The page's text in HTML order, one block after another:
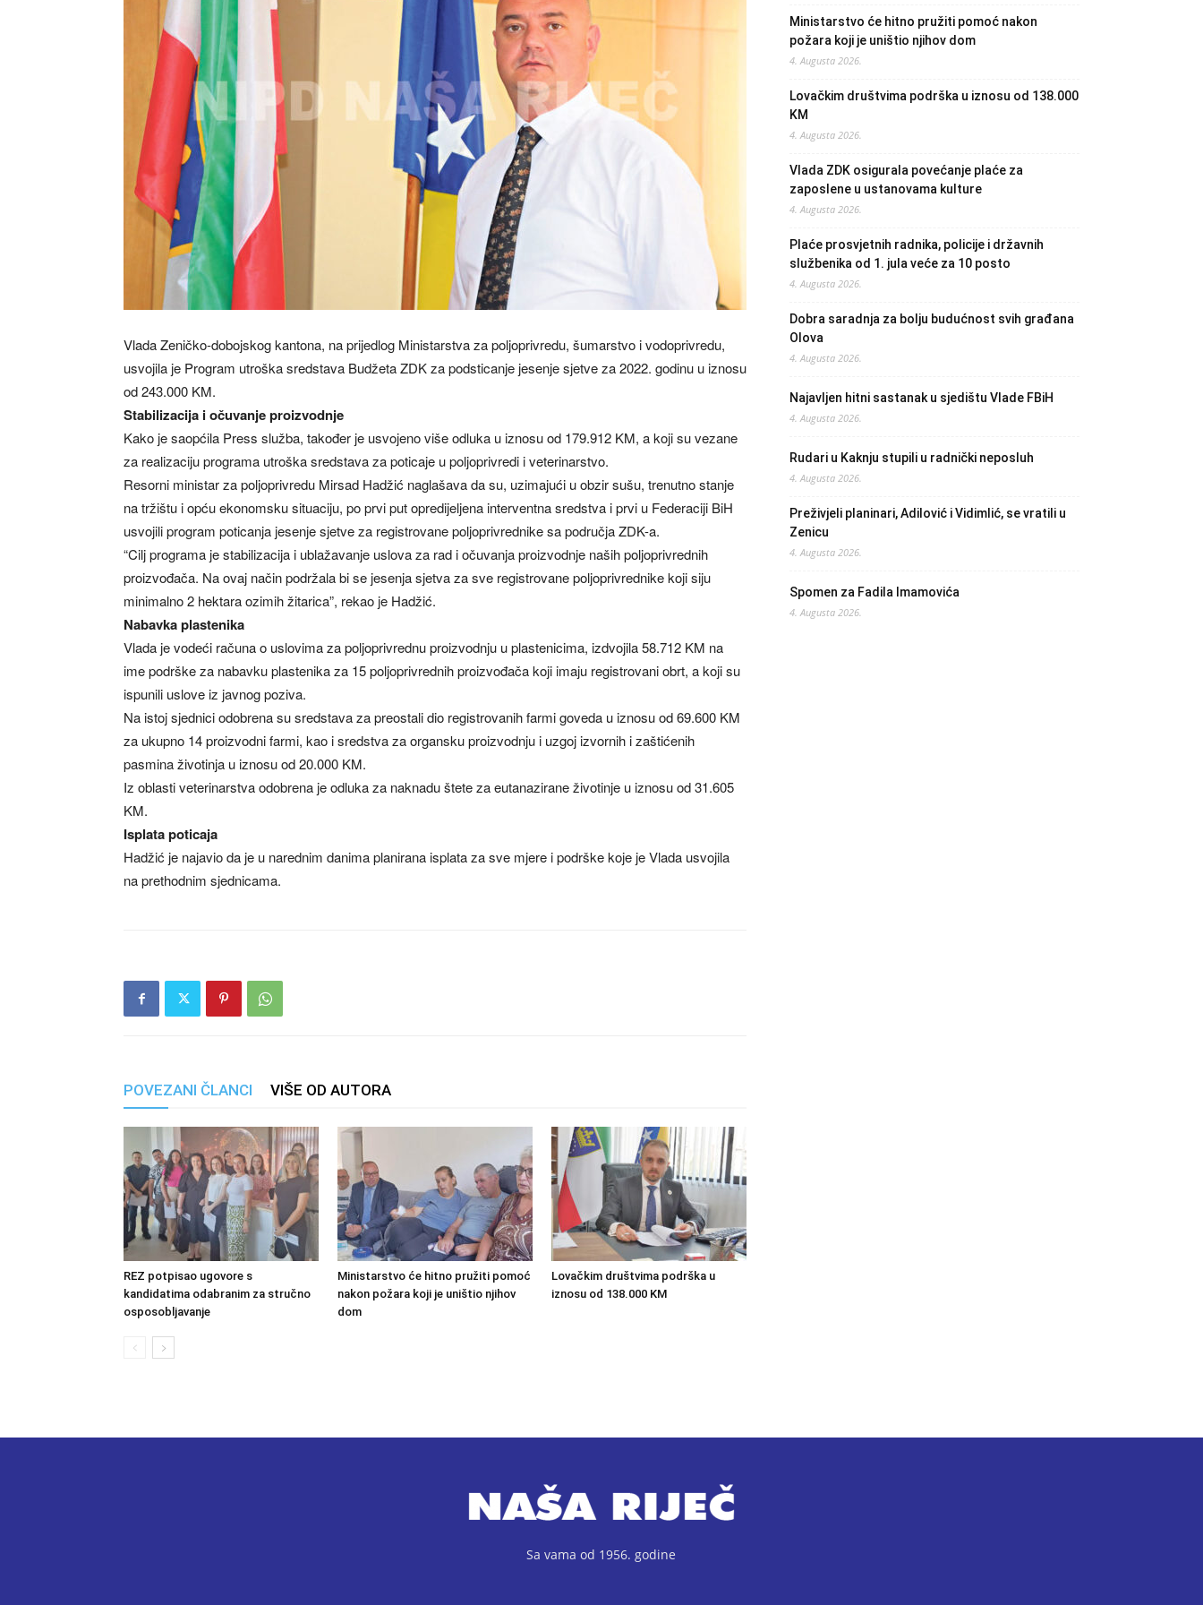
Vlada Zeničko-dobojskog kantona, na prijedlog Ministarstva za poljoprivredu, šumarstvo i vodoprivredu,
usvojila je Program utroška sredstava Budžeta ZDK za podsticanje jesenje sjetve za 2022. godinu u iznosu
od 243.000 KM.
Stabilizacija i očuvanje proizvodnje
Kako je saopćila Press služba, također je usvojeno više odluka u iznosu od 179.912 KM, a koji su vezane
za realizaciju programa utroška sredstava za poticaje u poljoprivredi i veterinarstvo.
Resorni ministar za poljoprivredu Mirsad Hadžić naglašava da su, uzimajući u obzir sušu, trenutno stanje
na tržištu i opću ekonomsku situaciju, po prvi put opredijeljena interventna sredstva i prvi u Federaciji BiH
usvojili program poticanja jesenje sjetve za registrovane poljoprivrednike sa područja ZDK-a.
“Cilj programa je stabilizacija i ublažavanje uslova za rad i očuvanja proizvodnje naših poljoprivrednih
proizvođača. Na ovaj način podržala bi se jesenja sjetva za sve registrovane poljoprivrednike koji siju
minimalno 2 hektara ozimih žitarica”, rekao je Hadžić.
Nabavka plastenika
Vlada je vodeći računa o uslovima za poljoprivrednu proizvodnju u plastenicima, izdvojila 58.712 KM na
ime podrške za nabavku plastenika za 15 poljoprivrednih proizvođača koji imaju registrovani obrt, a koji su
ispunili uslove iz javnog poziva.
Na istoj sjednici odobrena su sredstava za preostali dio registrovanih farmi goveda u iznosu od 69.600 KM
za ukupno 14 proizvodni farmi, kao i sredstva za organsku proizvodnju i uzgoj izvornih i zaštićenih
pasmina životinja u iznosu od 20.000 KM.
Iz oblasti veterinarstva odobrena je odluka za naknadu štete za eutanazirane životinje u iznosu od 31.605
KM.
Isplata poticaja
Hadžić je najavio da je u narednim danima planirana isplata za sve mjere i podrške koje je Vlada usvojila
na prethodnim sjednicama.
POVEZANI ČLANCI VIŠE OD AUTORA
REZ potpisao ugovore s
kandidatima odabranim za stručno
osposobljavanje
Ministarstvo će hitno pružiti pomoć
nakon požara koji je uništio njihov
dom
Lovačkim društvima podrška u
iznosu od 138.000 KM
Ministarstvo će hitno pružiti pomoć nakon
požara koji je uništio njihov dom
4. Augusta 2026.
Lovačkim društvima podrška u iznosu od 138.000
KM
4. Augusta 2026.
Vlada ZDK osigurala povećanje plaće za
zaposlene u ustanovama kulture
4. Augusta 2026.
Plaće prosvjetnih radnika, policije i državnih
službenika od 1. jula veće za 10 posto
4. Augusta 2026.
Dobra saradnja za bolju budućnost svih građana
Olova
4. Augusta 2026.
Najavljen hitni sastanak u sjedištu Vlade FBiH
4. Augusta 2026.
Rudari u Kaknju stupili u radnički neposluh
4. Augusta 2026.
Preživjeli planinari, Adilović i Vidimlić, se vratili u
Zenicu
4. Augusta 2026.
Spomen za Fadila Imamovića
4. Augusta 2026.
Sa vama od 1956. godine